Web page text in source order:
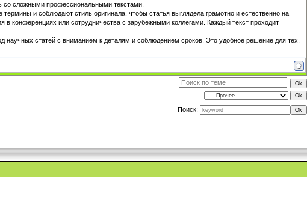
со сложными профессиональными текстами.
и соблюдают стиль оригинала, чтобы статья выглядела грамотно и естественно на
конференциях или сотрудничества с зарубежными коллегами. Каждый текст проходит
статей с вниманием к деталям и соблюдением сроков. Это удобное решение для тех,
Поиск: